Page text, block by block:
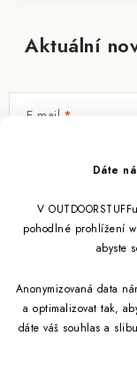
Dáte
V
pohodlné prohlížení
abyste
Anonymizovaná data
a optimalizovat tak,
dáte váš souhlas a
Aktuální
E-mail
Vložením e-mailu
Informace
Věrnostní
Reklamace
Citronela a její
Outdoor